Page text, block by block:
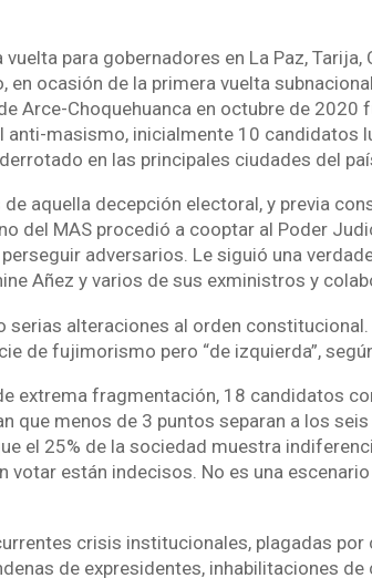
para gobernadores en La Paz, Tarija,
en ocasión de la primera vuelta
Arce-Choquehuanca en octubre de 2020
masismo, inicialmente 10 candidatos
en las principales ciudades del
aquella decepción electoral, y previa
del MAS procedió a cooptar al Poder
adversarios. Le siguió una
Añez y varios de sus exministros y
serias alteraciones al orden
de fujimorismo pero “de izquierda”,
extrema fragmentación, 18 candidatos
que menos de 3 puntos separan a los seis
el 25% de la sociedad muestra
votar están indecisos. No es una
crisis institucionales, plagadas por
de expresidentes, inhabilitaciones de